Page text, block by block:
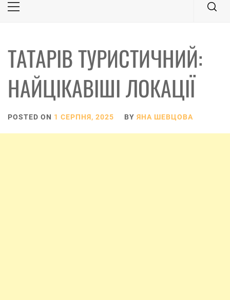
Primary
ТАТАРІВ ТУРИСТИЧНИЙ:
НАЙЦІКАВІШІ ЛОКАЦІЇ
POSTED ON 1 СЕРПНЯ, 2025 BY ЯНА ШЕВЦОВА